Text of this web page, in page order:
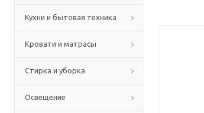
Кухни и бытовая техника
Кровати и матрасы
Стирка и уборка
Освещение